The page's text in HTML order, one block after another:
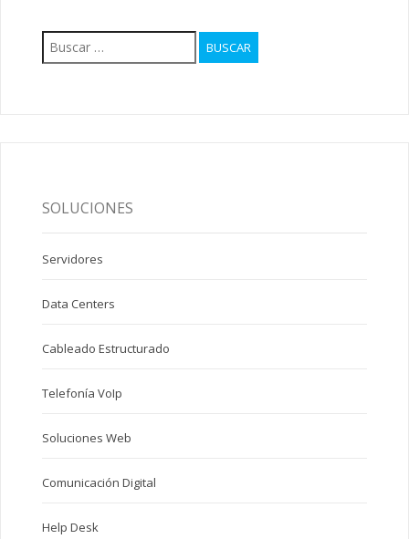
Buscar:
SOLUCIONES
Servidores
Data Centers
Cableado Estructurado
Telefonía VoIp
Soluciones Web
Comunicación Digital
Help Desk